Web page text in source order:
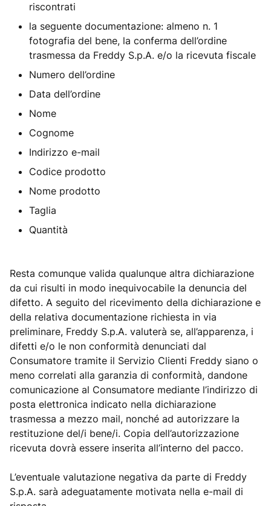
riscontrati
la seguente documentazione: almeno n. 1
fotografia del bene, la conferma dell’ordine
trasmessa da Freddy S.p.A. e/o la ricevuta fiscale
Numero dell’ordine
Data dell’ordine
Nome
Cognome
Indirizzo e-mail
Codice prodotto
Nome prodotto
Taglia
Quantità
Resta comunque valida qualunque altra dichiarazione
da cui risulti in modo inequivocabile la denuncia del
difetto. A seguito del ricevimento della dichiarazione e
della relativa documentazione richiesta in via
preliminare, Freddy S.p.A. valuterà se, all’apparenza, i
difetti e/o le non conformità denunciati dal
Consumatore tramite il Servizio Clienti Freddy siano o
meno correlati alla garanzia di conformità, dandone
comunicazione al Consumatore mediante l’indirizzo di
posta elettronica indicato nella dichiarazione
trasmessa a mezzo mail, nonché ad autorizzare la
restituzione del/i bene/i. Copia dell’autorizzazione
ricevuta dovrà essere inserita all’interno del pacco.
L’eventuale valutazione negativa da parte di Freddy
S.p.A. sarà adeguatamente motivata nella e-mail di